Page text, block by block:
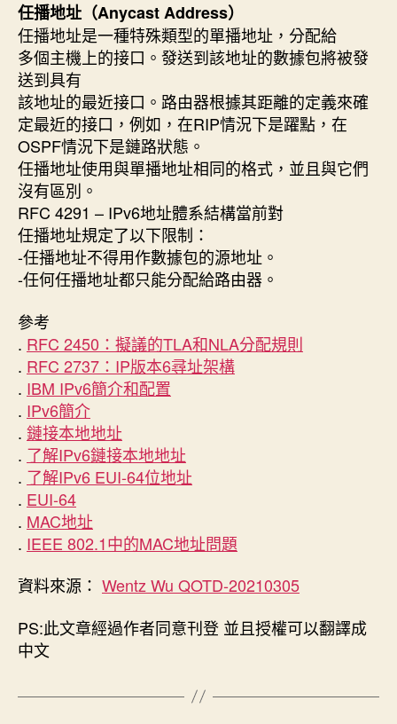
任播地址（Anycast Address）
任播地址是一種特殊類型的單播地址，分配給
多個主機上的接口。發送到該地址的數據包將被發
送到具有
該地址的最近接口。路由器根據其距離的定義來確
定最近的接口，例如，在RIP情況下是躍點，在
OSPF情況下是鏈路狀態。
任播地址使用與單播地址相同的格式，並且與它們
沒有區別。
RFC 4291 – IPv6地址體系結構當前對
任播地址規定了以下限制：
-任播地址不得用作數據包的源地址。
-任何任播地址都只能分配給路由器。
參考
. RFC 2450：擬議的TLA和NLA分配規則
. RFC 2737：IP版本6尋址架構
. IBM IPv6簡介和配置
. IPv6簡介
. 鏈接本地地址
. 了解IPv6鏈接本地地址
. 了解IPv6 EUI-64位地址
. EUI-64
. MAC地址
. IEEE 802.1中的MAC地址問題
資料來源： Wentz Wu QOTD-20210305
PS:此文章經過作者同意刊登 並且授權可以翻譯成
中文